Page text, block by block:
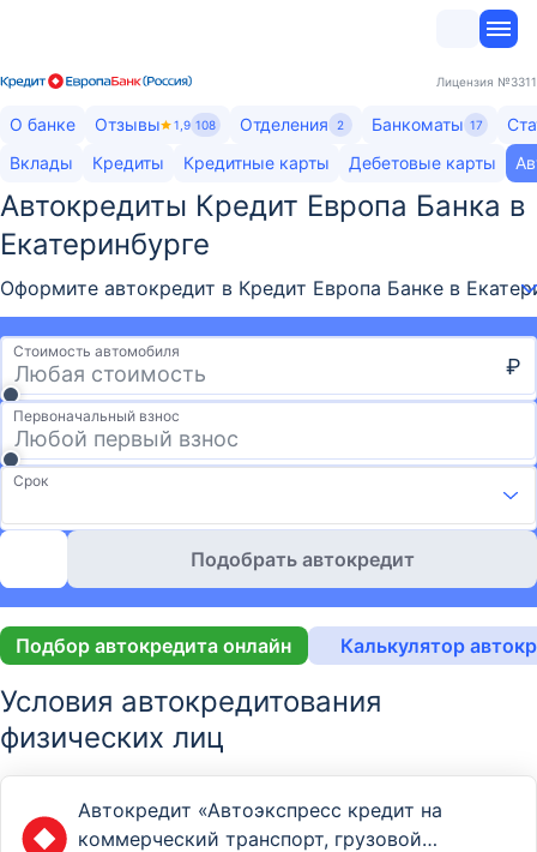
Лицензия №3311
О банке Отзывы 1,9 108 Отделения 2 Банкоматы 17
Вклады
Кредиты Кредитные карты Дебетовые карты
Автокредиты Кредит Европа Банка​ в
Екатеринбурге
Оформите автокредит в Кредит Европа Банке в
Стоимость автомобиля
₽
Первоначальный взнос
Срок
Подобрать автокредит
Подбор автокредита онлайн Калькулятор
Условия автокредитования
физических лиц
Автокредит «Автоэкспресс кредит на
коммерческий транспорт, грузовой